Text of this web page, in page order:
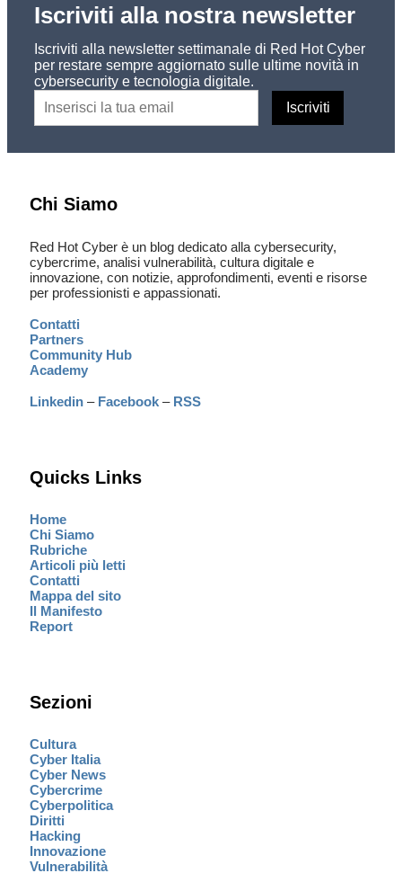
Iscriviti alla nostra newsletter
Iscriviti alla newsletter settimanale di Red Hot Cyber
per restare sempre aggiornato sulle ultime novità in
cybersecurity e tecnologia digitale.
Chi Siamo
Red Hot Cyber è un blog dedicato alla cybersecurity,
cybercrime, analisi vulnerabilità, cultura digitale e
innovazione, con notizie, approfondimenti, eventi e risorse
per professionisti e appassionati.
Contatti
Partners
Community Hub
Academy
Linkedin – Facebook – RSS
Quicks Links
Home
Chi Siamo
Rubriche
Articoli più letti
Contatti
Mappa del sito
Il Manifesto
Report
Sezioni
Cultura
Cyber Italia
Cyber News
Cybercrime
Cyberpolitica
Diritti
Hacking
Innovazione
Vulnerabilità